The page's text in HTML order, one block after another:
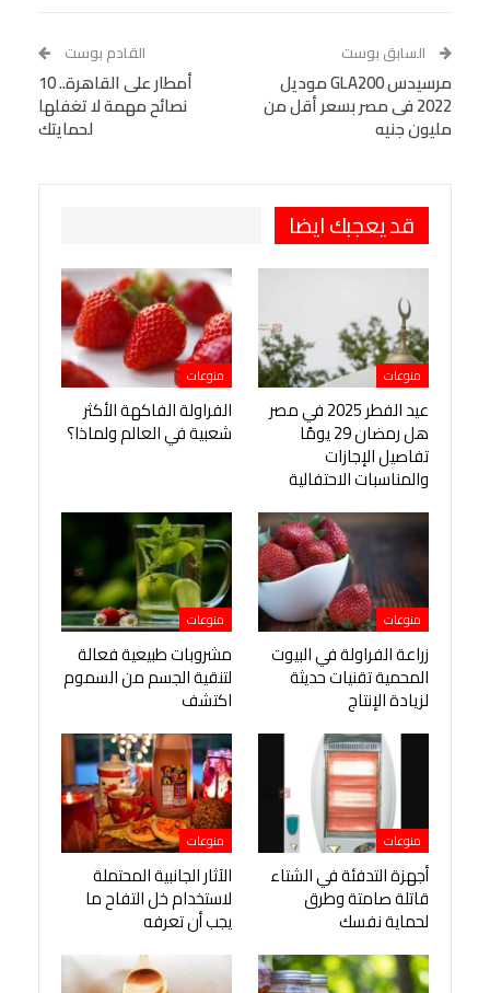
Tumblr
البريد الإلكتروني
VK
Digg
LINE
BlackBerry
Viber
السابق بوست
مرسيدس GLA200 موديل
2022 فى مصر بسعر أقل من
مليون جنيه
القادم بوست
أمطار على القاهرة.. 10
نصائح مهمة لا تغفلها
لحمايتك
قد يعجبك ايضا
منوعات
عيد الفطر 2025 في مصر
هل رمضان 29 يومًا
تفاصيل الإجازات
والمناسبات الاحتفالية
منوعات
الفراولة الفاكهة الأكثر
شعبية في العالم ولماذا؟
منوعات
زراعة الفراولة في البيوت
المحمية تقنيات حديثة
لزيادة الإنتاج
منوعات
مشروبات طبيعية فعالة
لتنقية الجسم من السموم
اكتشف
منوعات
أجهزة التدفئة في الشتاء
قاتلة صامتة وطرق
لحماية نفسك
منوعات
الآثار الجانبية المحتملة
لاستخدام خل التفاح ما
يجب أن تعرفه